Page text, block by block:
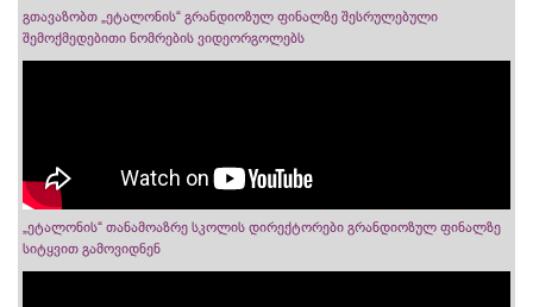
გთავაზობთ „ეტალონის“ გრანდიოზულ ფინალზე შესრულებული
შემოქმედებითი ნომრების ვიდეორგოლებს
„ეტალონის“ თანამოაზრე სკოლის დირექტორები გრანდიოზულ ფინალზე
სიტყვით გამოვიდნენ